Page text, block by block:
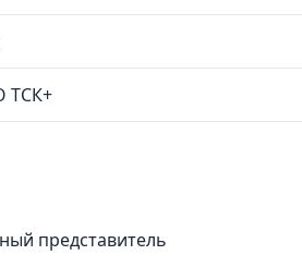
ТСК+
представитель